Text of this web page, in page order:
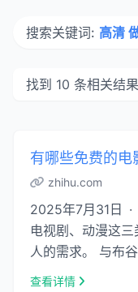
搜索关键词: 高清
找到 10 条相关结果
有哪些免费的
zhihu.com
2025年7月31日 ·
电视剧、动漫这
人的需求。 与布
载资源。 完成上
查看详情